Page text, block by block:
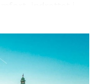
En herligt
til efter dagens
smukke
gode vine.